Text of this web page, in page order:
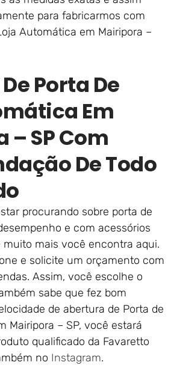
para fabricarmos com
Automática em Mairipora –
Porta De
Em
SP Com
De Todo
procurando sobre porta de
e com acessórios
muito mais você encontra aqui.
e solicite um orçamento com
Assim, você escolhe o
sabe que fez bom
de abertura de Porta de
Mairipora – SP, você estará
qualificado da Favaretto
no Instagram.